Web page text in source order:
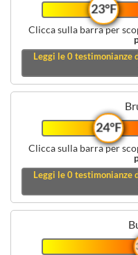
23°F
Clicca sulla barra per
Leggi le0testimonianze
24°F
Clicca sulla barra per
Leggi le0testimonianze